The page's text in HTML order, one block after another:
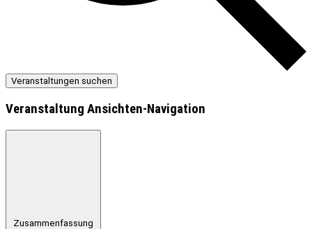
Veranstaltungen suchen
Veranstaltung Ansichten-Navigation
Zusammenfassung